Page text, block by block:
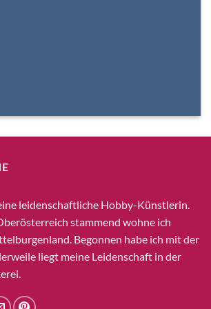
leidenschaftliche Hobby-Künstlerin.
stammend wohne ich
Begonnen habe ich mit der
liegt meine Leidenschaft in der